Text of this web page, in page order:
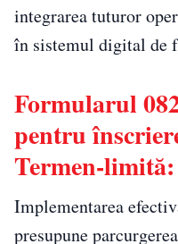
integrarea tuturor
în sistemul digital de
Formularul
pentru
Termen-
Implementarea
presupune